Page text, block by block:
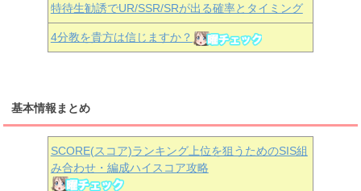
特待生勧誘でUR/SSR/SRが出る確率とタイミング
4分教を貴方は信じますか？
基本情報まとめ
SCORE(スコア)ランキング上位を狙うためのSIS組
み合わせ・編成ハイスコア攻略